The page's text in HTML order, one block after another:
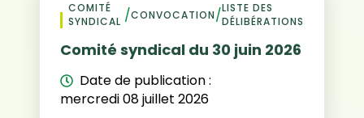
COMITÉ
SYNDICAL /CONVOCATION/LISTE DES
DÉLIBÉRATIONS
Comité syndical du 30 juin 2026
Date de publication :
mercredi 08 juillet 2026